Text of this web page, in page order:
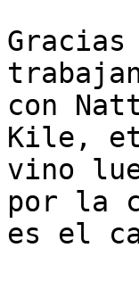
con
Kile,
vino
por la
es el